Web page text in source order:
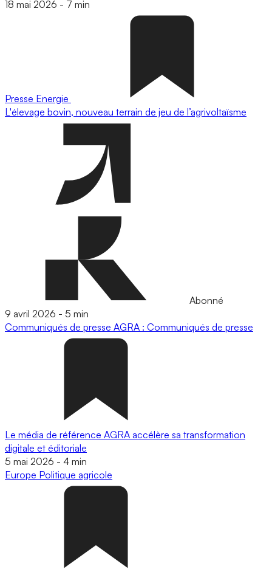
18 mai 2026 - 7 min
Presse Energie
L'élevage bovin, nouveau terrain de jeu de l’agrivoltaïsme
Abonné
9 avril 2026 - 5 min
Communiqués de presse AGRA : Communiqués de presse
Le média de référence AGRA accélère sa transformation
digitale et éditoriale
5 mai 2026 - 4 min
Europe Politique agricole